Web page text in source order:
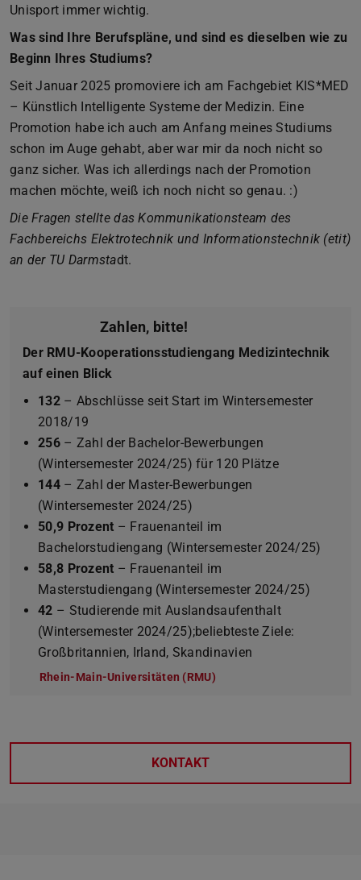
Unisport immer wichtig.
Was sind Ihre Berufspläne, und sind es dieselben wie zu
Beginn Ihres Studiums?
Seit Januar 2025 promoviere ich am Fachgebiet KIS*MED
– Künstlich Intelligente Systeme der Medizin. Eine
Promotion habe ich auch am Anfang meines Studiums
schon im Auge gehabt, aber war mir da noch nicht so
ganz sicher. Was ich allerdings nach der Promotion
machen möchte, weiß ich noch nicht so genau. :)
Die Fragen stellte das Kommunikationsteam des
Fachbereichs Elektrotechnik und Informationstechnik (etit)
an der TU Darmstadt.
Zahlen, bitte!
Der RMU-Kooperationsstudiengang Medizintechnik
auf einen Blick
132 – Abschlüsse seit Start im Wintersemester
2018/19
256 – Zahl der Bachelor-Bewerbungen
(Wintersemester 2024/25) für 120 Plätze
144 – Zahl der Master-Bewerbungen
(Wintersemester 2024/25)
50,9 Prozent – Frauenanteil im
Bachelorstudiengang (Wintersemester 2024/25)
58,8 Prozent – Frauenanteil im
Masterstudiengang (Wintersemester 2024/25)
42 – Studierende mit Auslandsaufenthalt
(Wintersemester 2024/25);beliebteste Ziele:
Großbritannien, Irland, Skandinavien
Rhein-Main-Universitäten (RMU)
KONTAKT